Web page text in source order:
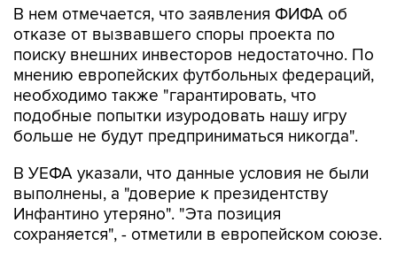
В нем отмечается, что заявления ФИФА об
отказе от вызвавшего споры проекта по
поиску внешних инвесторов недостаточно. По
мнению европейских футбольных федераций,
необходимо также "гарантировать, что
подобные попытки изуродовать нашу игру
больше не будут предприниматься никогда".
В УЕФА указали, что данные условия не были
выполнены, а "доверие к президентству
Инфантино утеряно". "Эта позиция
сохраняется", - отметили в европейском союзе.